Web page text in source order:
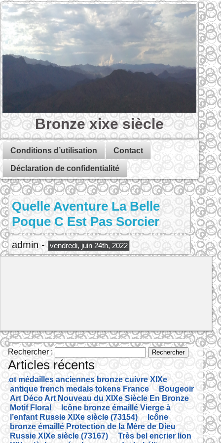
Bronze xixe siècle
Conditions d’utilisation Contact
Déclaration de confidentialité
Quelle Aventure La Belle
Poque C Est Pas Sorcier
admin - vendredi, juin 24th, 2022
Rechercher :
Articles récents
Lot médailles anciennes bronze cuivre XIXe
antique french medals tokens France
Bougeoir
Art Déco Art Nouveau du XIXe Siècle En Bronze
Motif Floral
Icône bronze émaillé Vierge à
l’enfant Russie XIXe siècle (73154)
Icône
bronze émaillé Protection de la Mère de Dieu
Russie XIXe siècle (73167)
Très bel encrier lion